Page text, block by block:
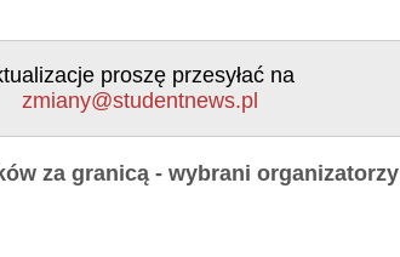
proszę przesyłać na
zmiany@studentnews.pl
za granicą - wybrani organizatorzy